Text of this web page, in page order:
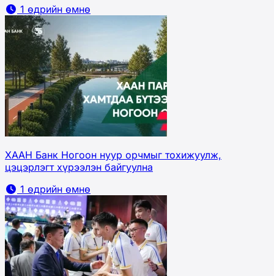
1 өдрийн өмнө
ХААН Банк Ногоон нуур орчмыг тохижуулж,
цэцэрлэгт хүрээлэн байгуулна
1 өдрийн өмнө